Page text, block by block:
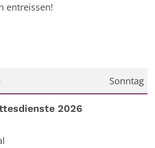
entreissen!
Sonntag
2026
2026